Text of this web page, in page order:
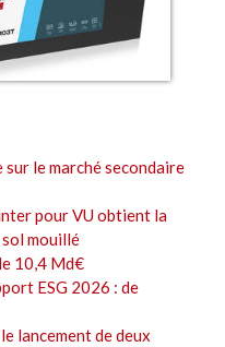
le marché secondaire
pour VU obtient la
sol mouillé
10,4 Md€
ESG 2026 : de
lancement de deux